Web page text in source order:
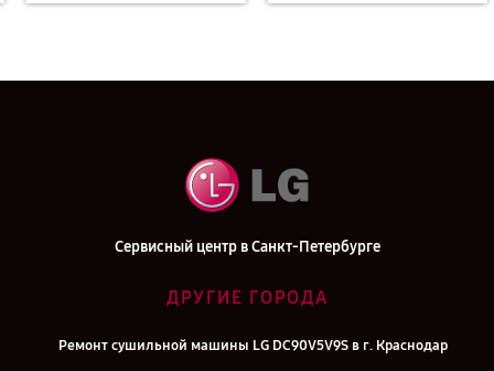
Сервисный центр в Санкт-Петербурге
ДРУГИЕ ГОРОДА
Ремонт сушильной машины LG DC90V5V9S в г. Краснодар